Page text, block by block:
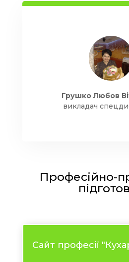
Грушко Любов
викладач
Професійно-
Сайт професії